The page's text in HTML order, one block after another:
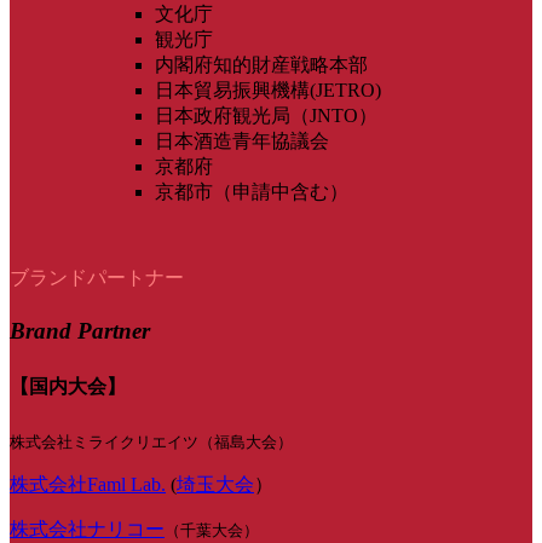
文化庁
観光庁
内閣府知的財産戦略本部
日本貿易振興機構(JETRO)
日本政府観光局（JNTO）
日本酒造青年協議会
京都府
京都市（申請中含む）
ブランドパートナー
Brand Partner
【国内大会】
株式会社ミライクリエイツ（福島大会）
株式会社Faml Lab. (埼玉大会）
株式会社ナリコー （千葉大会）